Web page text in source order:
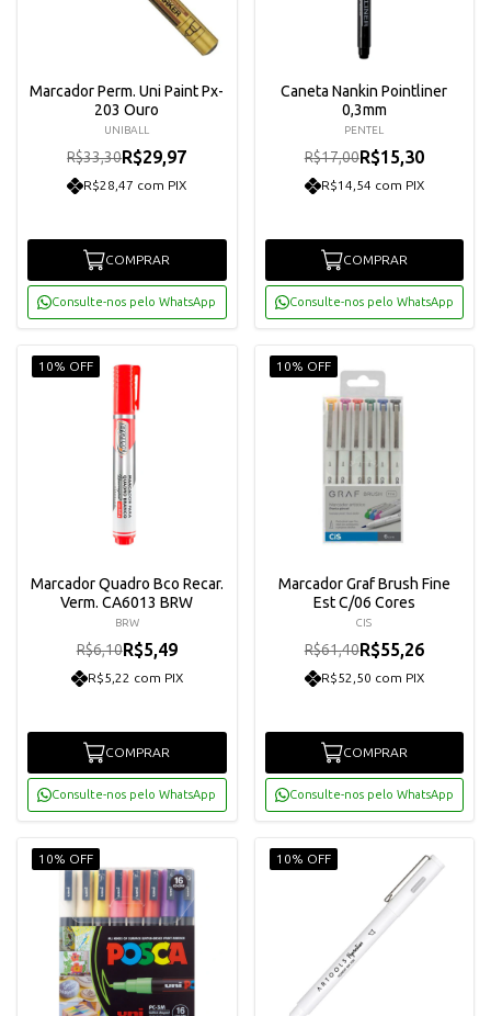
Marcador Perm. Uni Paint Px-
203 Ouro
UNIBALL
R$33,30R$29,97
R$28,47 com PIX
COMPRAR
Consulte-nos pelo WhatsApp
Caneta Nankin Pointliner
0,3mm
PENTEL
R$17,00R$15,30
R$14,54 com PIX
COMPRAR
Consulte-nos pelo WhatsApp
10% OFF
Marcador Quadro Bco Recar.
Verm. CA6013 BRW
BRW
R$6,10R$5,49
R$5,22 com PIX
COMPRAR
Consulte-nos pelo WhatsApp
10% OFF
Marcador Graf Brush Fine
Est C/06 Cores
CIS
R$61,40R$55,26
R$52,50 com PIX
COMPRAR
Consulte-nos pelo WhatsApp
10% OFF 10% OFF